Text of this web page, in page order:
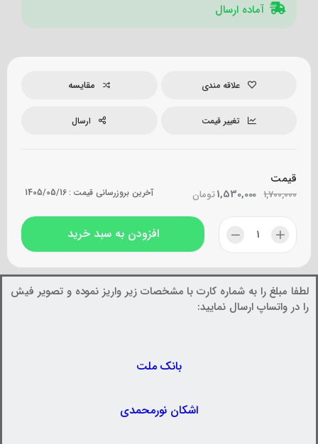
آماده ارسال
علاقه مندی مقایسه
تغییر قیمت ارسال
قیمت
1,700,000 تومان1,530,000 آخرین بروزرسانی قیمت :1405/05/16
افزودن به سبد خرید
لطفا مبلغ را به شماره کارت با مشخصات زیر واریز نموده و تصویر فیش
را در واتساپ ارسال نمایید:
بانک ملت
اشکان نورمحمدی